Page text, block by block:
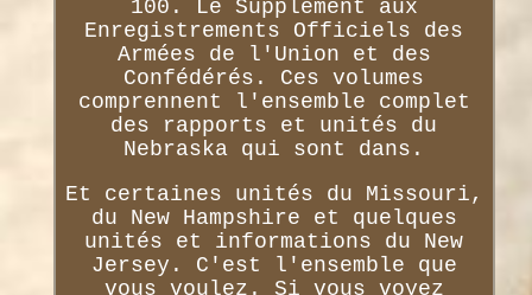
100. Le Supplément aux
Enregistrements Officiels des
Armées de l'Union et des
Confédérés. Ces volumes
comprennent l'ensemble complet
des rapports et unités du
Nebraska qui sont dans.
Et certaines unités du Missouri,
du New Hampshire et quelques
unités et informations du New
Jersey. C'est l'ensemble que
vous voulez. Si vous voyez